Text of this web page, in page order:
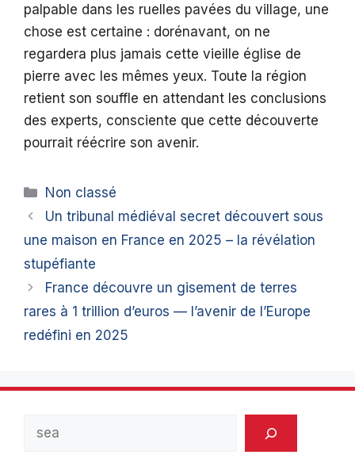
palpable dans les ruelles pavées du village, une
chose est certaine : dorénavant, on ne
regardera plus jamais cette vieille église de
pierre avec les mêmes yeux. Toute la région
retient son souffle en attendant les conclusions
des experts, consciente que cette découverte
pourrait réécrire son avenir.
Catégories
Non classé
Un tribunal médiéval secret découvert sous
une maison en France en 2025 – la révélation
stupéfiante
France découvre un gisement de terres
rares à 1 trillion d’euros — l’avenir de l’Europe
redéfini en 2025